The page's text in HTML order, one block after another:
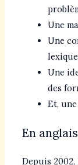
Une
Une
Une
des
Et, une
En anglais
Depuis 2002,